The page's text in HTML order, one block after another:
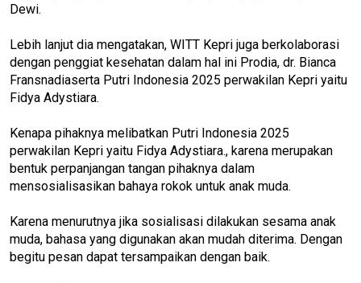
Dewi.
Lebih lanjut dia mengatakan, WITT Kepri juga berkolaborasi
dengan penggiat kesehatan dalam hal ini Prodia, dr. Bianca
Fransnadiaserta Putri Indonesia 2025 perwakilan Kepri yaitu
Fidya Adystiara.
Kenapa pihaknya melibatkan Putri Indonesia 2025
perwakilan Kepri yaitu Fidya Adystiara., karena merupakan
bentuk perpanjangan tangan pihaknya dalam
mensosialisasikan bahaya rokok untuk anak muda.
Karena menurutnya jika sosialisasi dilakukan sesama anak
muda, bahasa yang digunakan akan mudah diterima. Dengan
begitu pesan dapat tersampaikan dengan baik.